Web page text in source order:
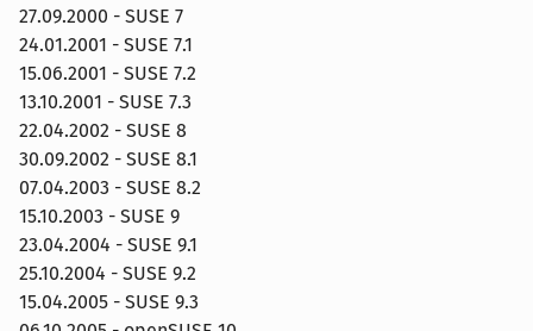
27.09.2000 - SUSE 7
24.01.2001 - SUSE 7.1
15.06.2001 - SUSE 7.2
13.10.2001 - SUSE 7.3
22.04.2002 - SUSE 8
30.09.2002 - SUSE 8.1
07.04.2003 - SUSE 8.2
15.10.2003 - SUSE 9
23.04.2004 - SUSE 9.1
25.10.2004 - SUSE 9.2
15.04.2005 - SUSE 9.3